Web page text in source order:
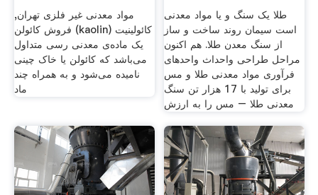
مواد معدنی غیر فلزی تهران,
فروش کائولن (kaolin) کائولینیت
یک ماده‌ی معدنی رسی متداول
می‌باشد که کائولن یا خاک چینی
نامیده می‌شود و به همراه چند
ماد
طلا یک سنگ و یا مواد معدنی
است سیمان روند ساخت و ساز
از سنگ معدن طلا. هم اکنون
مراحل طراحی واحداث واحدهای
فرآوری مواد معدنی طلا و مس
برای تولید با 17 هزار تن سنگ
معدنی طلا – مس را به ارزش